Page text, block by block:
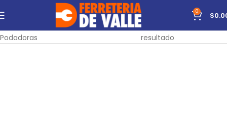
0 $
Herramientas De combustión
Podadoras
Mostrando el único
resultado